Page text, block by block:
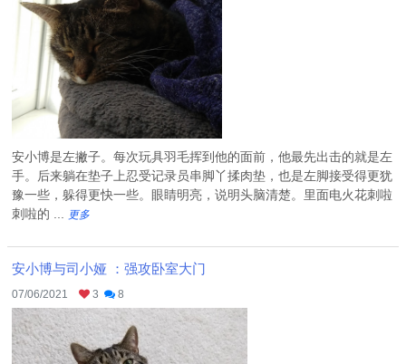
安小博是左撇子。每次玩具羽毛挥到他的面前，他最先出击的就是左
手。后来躺在垫子上忍受记录员串脚丫揉肉垫，也是左脚接受得更犹
豫一些，躲得更快一些。眼睛明亮，说明头脑清楚。里面电火花刺啦
刺啦的 ...
更多
安小博与司小娅 ：强攻卧室大门
07/06/2021 3 8